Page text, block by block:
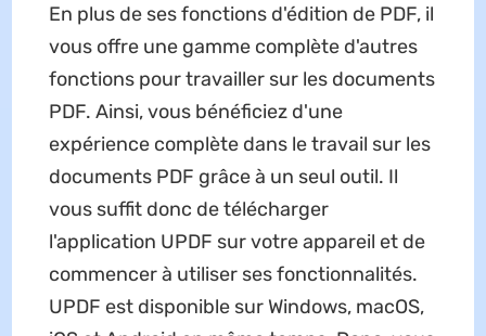
En plus de ses fonctions d'édition de PDF, il
vous offre une gamme complète d'autres
fonctions pour travailler sur les documents
PDF. Ainsi, vous bénéficiez d'une
expérience complète dans le travail sur les
documents PDF grâce à un seul outil. Il
vous suffit donc de télécharger
l'application UPDF sur votre appareil et de
commencer à utiliser ses fonctionnalités.
UPDF est disponible sur Windows, macOS,